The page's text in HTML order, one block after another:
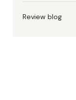
Review blog